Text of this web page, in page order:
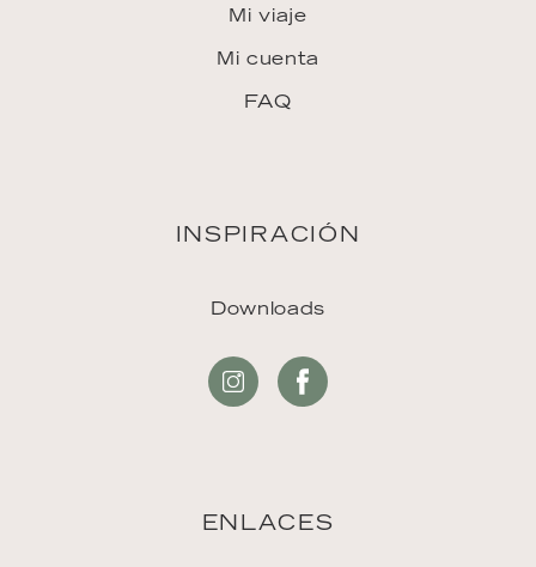
Mi viaje
Mi cuenta
FAQ
INSPIRACIÓN
Downloads
ENLACES